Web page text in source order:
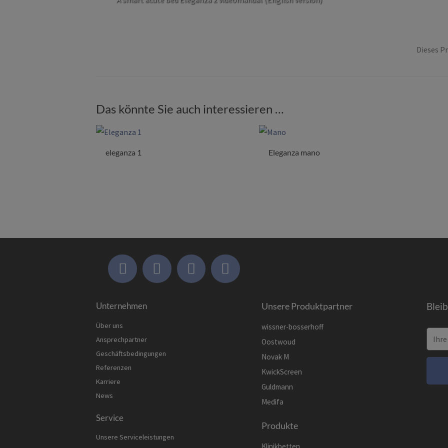
Dieses
Das könnte Sie auch interessieren …
eleganza 1 Eleganza mano
Unternehmen
Über uns
Ansprechpartner
Geschäftsbedingungen
Referenzen
Karriere
News
Service
Unsere Serviceleistungen
Unsere Produktpartner
wissner-bosserhoff
Oostwoud
Novak M
KwickScreen
Guldmann
Medifa
Produkte